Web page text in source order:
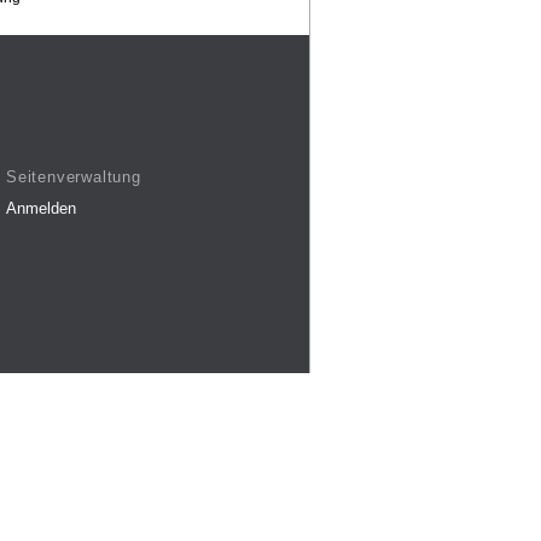
Seitenverwaltung
Anmelden